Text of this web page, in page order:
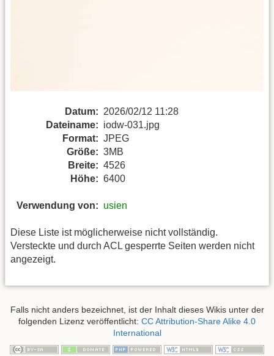
Datum: 2026/02/12 11:28
Dateiname: iodw-031.jpg
Format: JPEG
Größe: 3MB
Breite: 4526
Höhe: 6400
Verwendung von: usien
Diese Liste ist möglicherweise nicht vollständig.
Versteckte und durch ACL gesperrte Seiten werden nicht
angezeigt.
Falls nicht anders bezeichnet, ist der Inhalt dieses Wikis unter der
folgenden Lizenz veröffentlicht: CC Attribution-Share Alike 4.0
International